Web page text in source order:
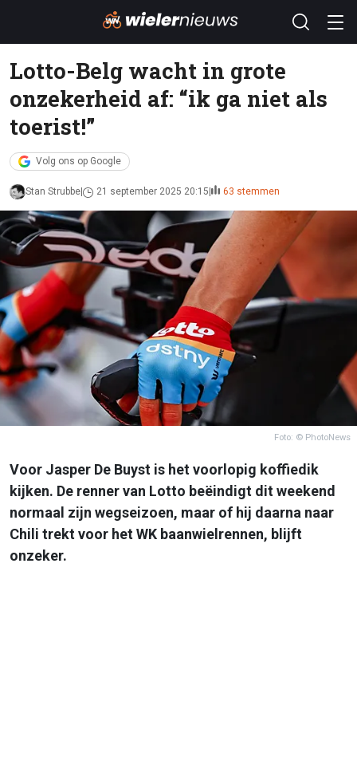
Lotto-Belg wacht in grote
onzekerheid af: “ik ga niet als
toerist!”
Volg ons op Google
Stan Strubbe 21 september 2025 20:15 63 stemmen
Foto: © PhotoNews
Voor Jasper De Buyst is het voorlopig koffiedik
kijken. De renner van Lotto beëindigt dit weekend
normaal zijn wegseizoen, maar of hij daarna naar
Chili trekt voor het WK baanwielrennen, blijft
onzeker.